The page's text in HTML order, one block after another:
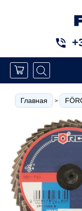
Главная >